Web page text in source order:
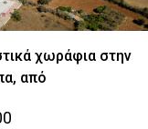
χωράφια στην
από